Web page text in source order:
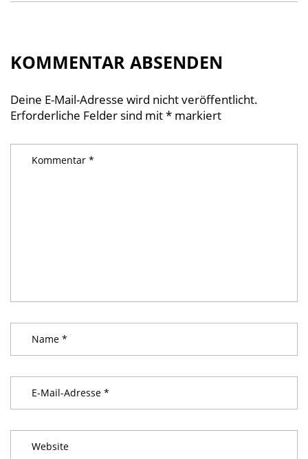
KOMMENTAR ABSENDEN
Deine E-Mail-Adresse wird nicht veröffentlicht.
Erforderliche Felder sind mit* markiert